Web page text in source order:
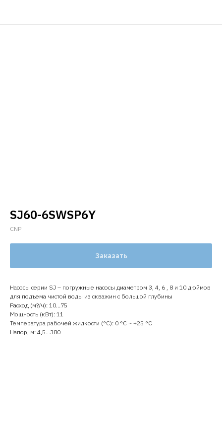
SJ60-6SWSP6Y
CNP
Заказать
Насосы серии SJ – погружные насосы диаметром 3, 4, 6 , 8 и 10 дюймов
для подъема чистой воды из скважин с большой глубины
Расход (м?/ч): 10…75
Мощность (кВт): 11
Температура рабочей жидкости (°C): 0 °С ~ +25 °С
Напор, м: 4,5…380